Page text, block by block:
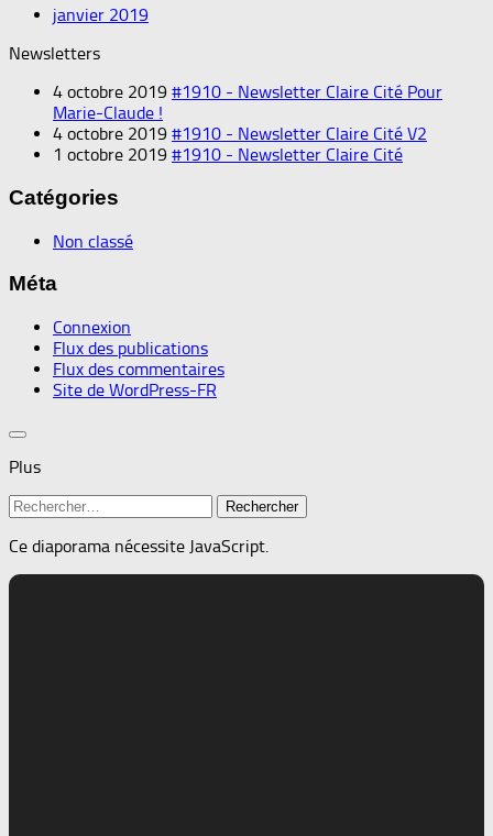
janvier 2019
Newsletters
4 octobre 2019 #1910 - Newsletter Claire Cité Pour
Marie-Claude !
4 octobre 2019 #1910 - Newsletter Claire Cité V2
1 octobre 2019 #1910 - Newsletter Claire Cité
Catégories
Non classé
Méta
Connexion
Flux des publications
Flux des commentaires
Site de WordPress-FR
Plus
Rechercher :
Ce diaporama nécessite JavaScript.